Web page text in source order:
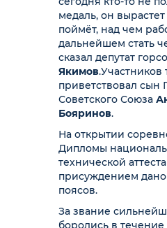
медаль, он
поймёт, над чем
дальнейшем стать
сказал депутат
Якимов.Участников
приветствовал сын
Советского Союза
Бояринов.
На открытии
Дипломы
технической
присуждением
поясов.
За звание
боролись в течение